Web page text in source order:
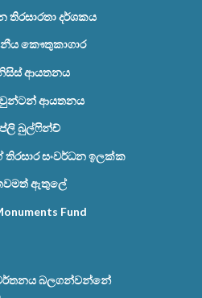
තිරසාරතා දර්ශකය
කෞතුකාගාර
ආයතනය
ආයතනය
බුල්ෆින්ච්
සංවර්ධන ඉලක්ක
ඇතුලේ
Fund
බලගන්වන්නේ